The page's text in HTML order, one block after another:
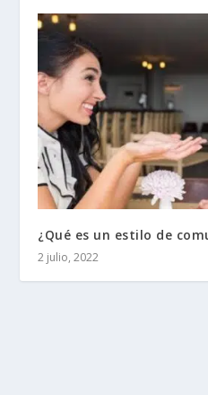
¿Qué es un estilo de
2 julio, 2022